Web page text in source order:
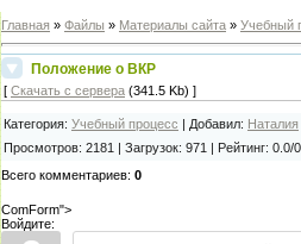
Главная » Файлы » Материалы сайта » Учебный
Положение о ВКР
[ Скачать с сервера (341.5 Kb) ]
Категория: Учебный процесс | Добавил: Наталия
Просмотров: 2181 | Загрузок: 971 | Рейтинг: 0.0/0
Всего комментариев: 0
ComForm">
Войдите: